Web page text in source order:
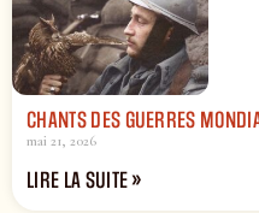
CHANTS DES GUERRES
mai 21, 2026
LIRE LA SUITE »